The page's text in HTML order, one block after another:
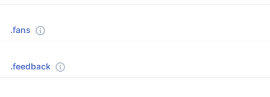
.fans
.feedback